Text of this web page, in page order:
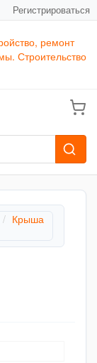
Регистрироваться
Крыша